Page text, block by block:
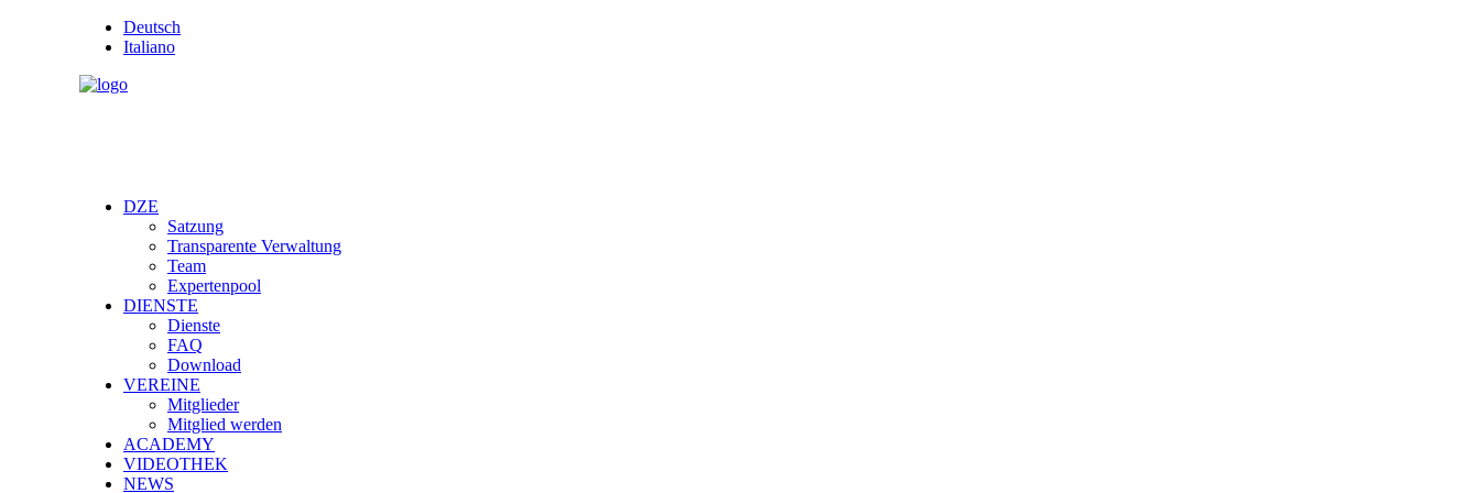
Deutsch
Italiano
DZE
Satzung
Transparente Verwaltung
Team
Expertenpool
DIENSTE
Dienste
FAQ
Download
VEREINE
Mitglieder
Mitglied werden
ACADEMY
VIDEOTHEK
NEWS